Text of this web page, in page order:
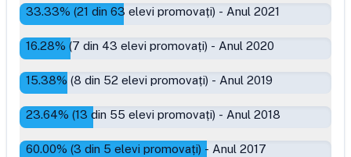
33.33% (21 din 63 elevi promovați) - Anul 2021
16.28% (7 din 43 elevi promovați) - Anul 2020
15.38% (8 din 52 elevi promovați) - Anul 2019
23.64% (13 din 55 elevi promovați) - Anul 2018
60.00% (3 din 5 elevi promovați) - Anul 2017